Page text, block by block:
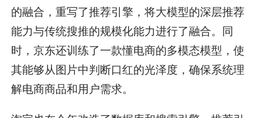
的融合，重写了推荐引擎，将大模型的深层推荐
能力与传统搜推的规模化能力进行了融合。同
时，京东还训练了一款懂电商的多模态模型，使
其能够从图片中判断口红的光泽度，确保系统理
解电商商品和用户需求。